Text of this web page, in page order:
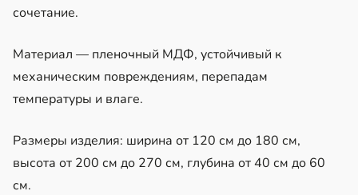
сочетание.
Материал — пленочный МДФ, устойчивый к
механическим повреждениям, перепадам
температуры и влаге.
Размеры изделия: ширина от 120 см до 180 см,
высота от 200 см до 270 см, глубина от 40 см до 60
см.